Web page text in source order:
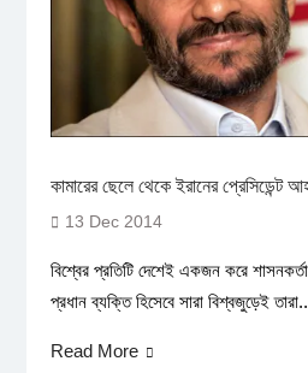
কামারের ছেলে থেকে ইরানের প্রেসিডেন্ট
13 Dec 2014
বিশ্বের প্রতিটি দেশেই একজন করে
প্রধান ব্যক্তি হিসেবে সারা বিশ্বজুড়েই
Read More